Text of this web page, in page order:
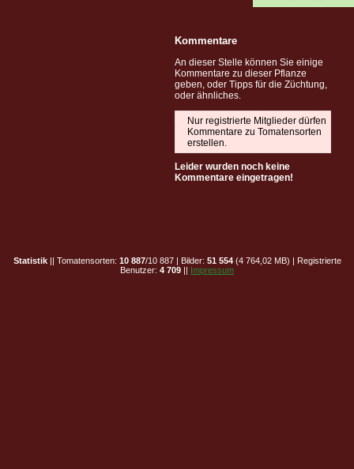
Kommentare
An dieser Stelle können Sie einige
Kommentare zu dieser Pflanze
geben, oder Tipps für die Züchtung,
oder ähnliches.
Nur registrierte Mitglieder dürfen
Kommentare zu Tomatensorten
erstellen.
Leider wurden noch keine
Kommentare eingetragen!
Statistik|| Tomatensorten: 10 887/10 887 | Bilder: 51 554(4 764,02 MB) | Registrierte
Benutzer: 4 709 || Impressum